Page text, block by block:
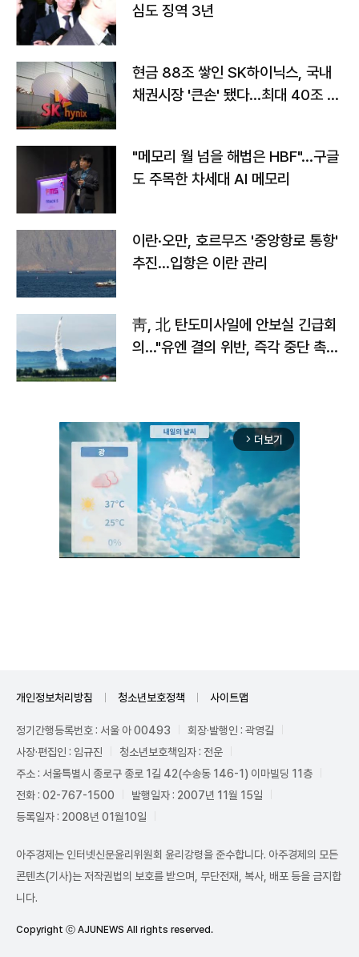
심도 징역 3년
현금 88조 쌓인 SK하이닉스, 국내
채권시장 '큰손' 됐다…최대 40조 투
"메모리 월 넘을 해법은 HBF"…구글
도 주목한 차세대 AI 메모리
이란·오만, 호르무즈 '중앙항로 통항'
추진…입항은 이란 관리
靑, 北 탄도미사일에 안보실 긴급회
의…"유엔 결의 위반, 즉각 중단 촉
arrow_forward_ios 더보기
개인정보처리방침 청소년보호정책 사이트맵
정기간행등록번호 : 서울 아 00493
회장·발행인 : 곽영길
사장·편집인 : 임규진
청소년보호책임자 : 전운
주소 : 서울특별시 종로구 종로 1길 42(수송동 146-1) 이마빌딩 11층
전화 : 02-767-1500
발행일자 : 2007년 11월 15일
등록일자 : 2008년 01월10일
아주경제는 인터넷신문윤리위원회 윤리강령을 준수합니다. 아주경제의 모든
콘텐츠(기사)는 저작권법의 보호를 받으며, 무단전재, 복사, 배포 등을 금지합
니다.
Copyright ⓒ AJUNEWS All rights reserved.